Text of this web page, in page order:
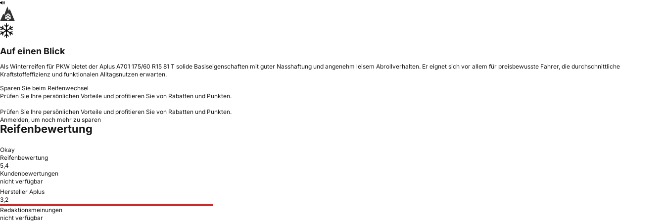
Auf einen Blick
Als Winterreifen für PKW bietet der Aplus A701 175/60 R15 81 T solide Basiseigenschaften mit guter Nasshaftung und angenehm leisem Abrollverhalten. Er eignet sich vor allem für preisbewusste Fahrer, die durchschnittliche
Kraftstoffeffizienz und funktionalen Alltagsnutzen erwarten.
Sparen Sie beim Reifenwechsel
Prüfen Sie Ihre persönlichen Vorteile und profitieren Sie von Rabatten und Punkten.
Prüfen Sie Ihre persönlichen Vorteile und profitieren Sie von Rabatten und Punkten.
Anmelden, um noch mehr zu sparen
Reifenbewertung
Okay
Reifenbewertung
5,4
Kundenbewertungen
nicht verfügbar
Hersteller Aplus
3,2
Redaktionsmeinungen
nicht verfügbar